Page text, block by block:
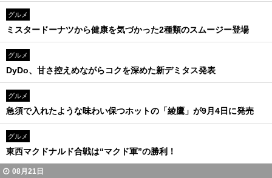
グルメ
ミスタードーナツから健康を気づかった2種類のスムージー登場
グルメ
DyDo、甘さ控えめながらコクを深めた新デミタス発表
グルメ
急須で入れたような味わい保つホットの「綾鷹」が9月4日に発売
グルメ
東西マクドナルド合戦は“マクド軍”の勝利！
08月21日